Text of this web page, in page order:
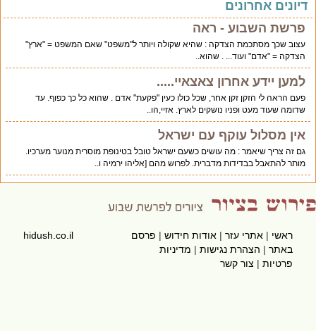
אחרונים
פרשת השבוע - ראה
עצוב שכך מסתכמת הצדקה : שהיא שקולה ויותר ל"משפט" שאם המשפט = "ארץ"
הצדקה = "אדם" ועוד... . שהוא..
למען יידע אחרון צאצאיי.....
פעם הראה לי הזקן זקן אחר, שכל כולו כעין "פקעת" אדם . שהוא כל כך כפוף. עד
שדומה שעוד מעט ופניו נושקים לארץ. אזיי,הו..
אין מסלול עוקף עם ישראל
גם זה צריך שיאמר : מה עושים כשעם ישראל טובל בטינופת מוסרית מנוער מערכיו.
מותר להתאבל בבדידות מדברית. לפרוש מהם [אליהו ירמיה ו..
ראשי|אתרי עזר|אודות חידוש|פרסם
באתר|הצהרת נגישות|מדיניות
פרטיות|צור קשר
hidush.co.il